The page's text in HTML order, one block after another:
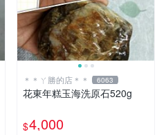
＊＊ㄚ勝的店＊＊ 6063
花東年糕玉海洗原石520g
$4,000